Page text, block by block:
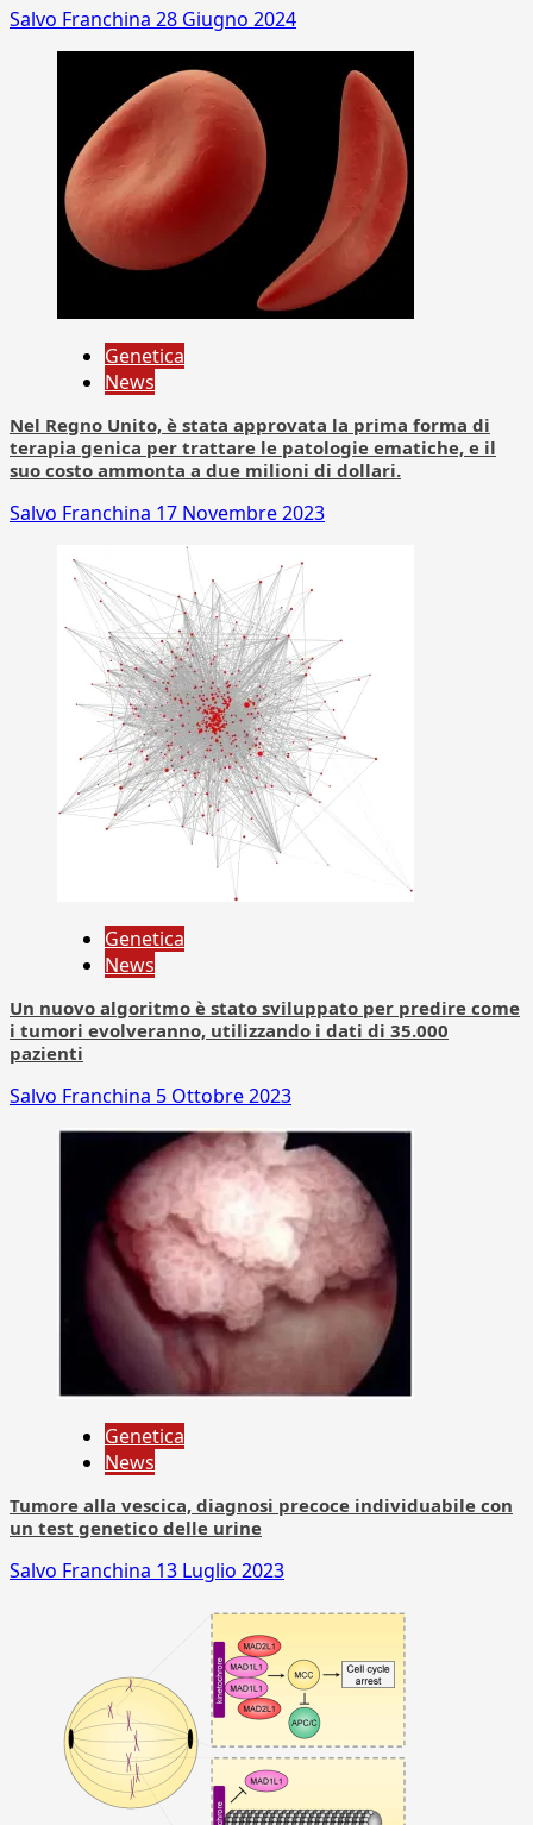
Salvo Franchina 28 Giugno 2024
Genetica
News
Nel Regno Unito, è stata approvata la prima forma di
terapia genica per trattare le patologie ematiche, e il
suo costo ammonta a due milioni di dollari.
Salvo Franchina 17 Novembre 2023
Genetica
News
Un nuovo algoritmo è stato sviluppato per predire come
i tumori evolveranno, utilizzando i dati di 35.000
pazienti
Salvo Franchina 5 Ottobre 2023
Genetica
News
Tumore alla vescica, diagnosi precoce individuabile con
un test genetico delle urine
Salvo Franchina 13 Luglio 2023